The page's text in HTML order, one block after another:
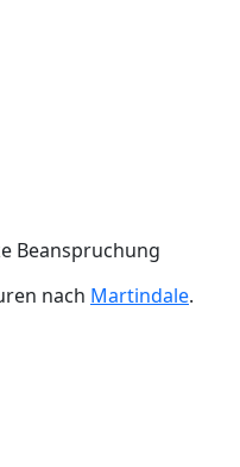
Beanspruchung
nach Martindale.